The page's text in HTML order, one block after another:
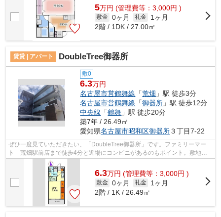
5万円 (管理費等：3,000円 )
敷金 0ヶ月 礼金
1ヶ月
2階 / 1DK / 27.00㎡
賃貸 | アパート DoubleTree御器所
敷0
6.3万円
名古屋市営鶴舞線 「荒畑 」駅 徒歩3分
名古屋市営鶴舞線 「御器所 」駅 徒歩12分
中央線 「鶴舞 」駅 徒歩20分
築7年 / 26.49㎡
愛知県名古屋市昭和区御器所３丁目7-22
ぜひ一度見ていただきたい、「DoubleTree御器所」です。ファミリーマー
ト 荒畑駅前店まで徒歩4分と近場にコンビニがあるのもポイント。敷地内
にごみ置き場があるアパートです。2駅利...
6.3万円 (管理費等：3,000円 )
敷金 0ヶ月 礼金
1ヶ月
2階 / 1K / 26.49㎡